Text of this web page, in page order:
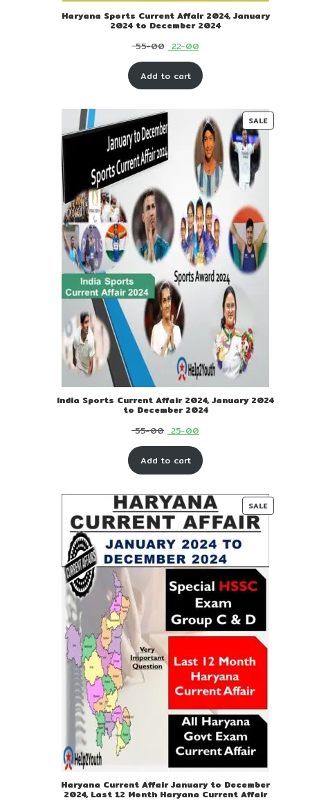
Haryana Sports Current Affair 2024, January
2024 to December 2024
55-00 Original
price
was:
00.
22-00Current
price
is:
00.
Add to cart
SALE
India Sports Current Affair 2024, January 2024
to December 2024
55-00 Original
price
was:
00.
25-00Current
price
is:
00.
Add to cart
SALE
Haryana Current Affair January to December
2024, Last 12 Month Haryana Current Affair